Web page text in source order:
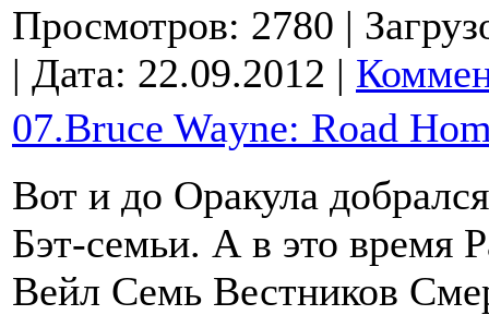
Просмотров: 2780 |
| Дата: 22.09.2012 |
07.Bruce Wayne: Road
Вот и до Оракула
Бэт-семьи. А в это время
Вейл Семь Вестников